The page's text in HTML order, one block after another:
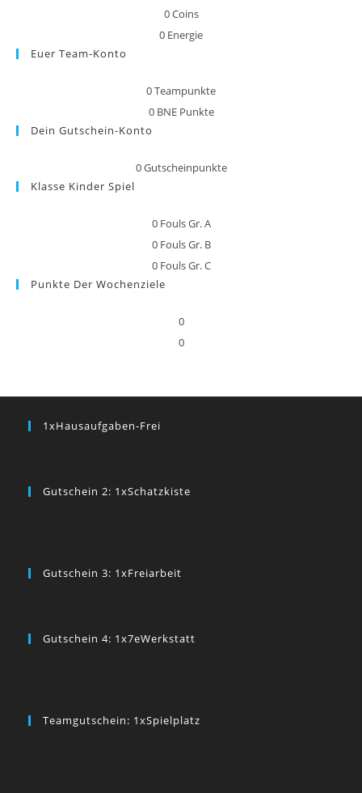
0Coins
0 Energie
Euer Team-Konto
0Teampunkte
0 BNE Punkte
Dein Gutschein-Konto
0Gutscheinpunkte
Klasse Kinder Spiel
0 Fouls Gr. A
0 Fouls Gr. B
0 Fouls Gr. C
Punkte Der Wochenziele
0
0
1xHausaufgaben-Frei
Gutschein 2: 1xSchatzkiste
Gutschein 3: 1xFreiarbeit
Gutschein 4: 1x7eWerkstatt
Teamgutschein: 1xSpielplatz